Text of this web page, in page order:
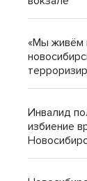
«Мы живём
Инвалид
избиение